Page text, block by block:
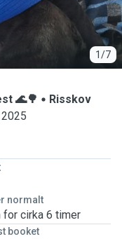
1/7
🌊🌳
Risskov
normalt
for cirka 6 timer
booket